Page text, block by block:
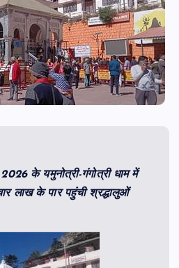
2026 के यमुनोत्री-गंगोत्री धाम में
लाख के पार पहुंची श्रद्धालुओं